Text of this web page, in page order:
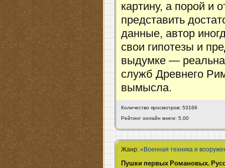
картину, а порой и
представить
данные, автор
свои гипотезы и
выдумке —
служб Древнего
вымысла.
Количество просмотров: 53166
Рейтинг онлайн книги: 5.00
Жанр:«Военная техника и
Пушки первых Романовых.